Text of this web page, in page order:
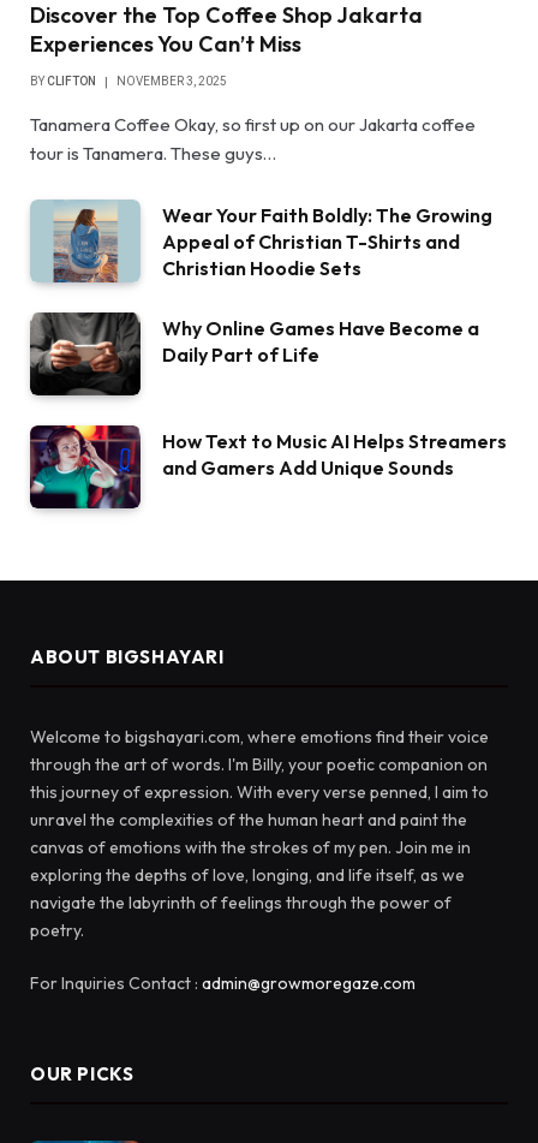
Discover the Top Coffee Shop Jakarta
Experiences You Can’t Miss
BYCLIFTON NOVEMBER 3, 2025
Tanamera Coffee Okay, so first up on our Jakarta coffee
tour is Tanamera. These guys…
Wear Your Faith Boldly: The Growing
Appeal of Christian T-Shirts and
Christian Hoodie Sets
Why Online Games Have Become a
Daily Part of Life
How Text to Music AI Helps Streamers
and Gamers Add Unique Sounds
ABOUT BIGSHAYARI
Welcome to bigshayari.com, where emotions find their voice
through the art of words. I'm Billy, your poetic companion on
this journey of expression. With every verse penned, I aim to
unravel the complexities of the human heart and paint the
canvas of emotions with the strokes of my pen. Join me in
exploring the depths of love, longing, and life itself, as we
navigate the labyrinth of feelings through the power of
poetry.
For Inquiries Contact : admin@growmoregaze.com
OUR PICKS